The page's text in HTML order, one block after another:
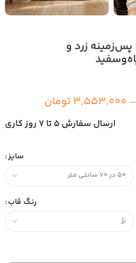
پس‌زمینه زرد و
–
3,553,000تومان
ارسال سفارش 5 تا 7 روز کاری
سایز
رنگ قاب